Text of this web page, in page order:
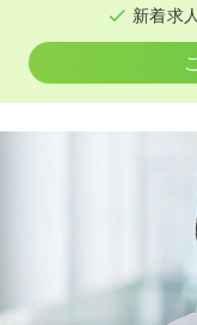
新着求